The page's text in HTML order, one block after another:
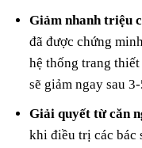
Giảm nhanh triệu
đã được chứng
hệ thống trang
sẽ giảm ngay sau
Giải quyết từ căn
khi điều trị các bác